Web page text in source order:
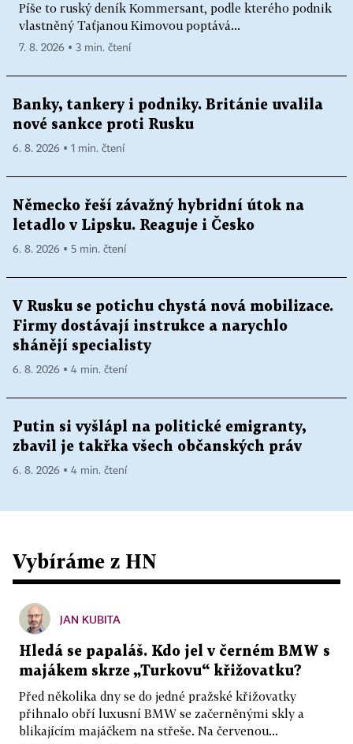
Píše to ruský deník Kommersant, podle kterého podnik
vlastněný Taťjanou Kimovou poptává...
7. 8. 2026 ▪ 3 min. čtení
Banky, tankery i podniky. Británie uvalila
nové sankce proti Rusku
6. 8. 2026 ▪ 1 min. čtení
Německo řeší závažný hybridní útok na
letadlo v Lipsku. Reaguje i Česko
6. 8. 2026 ▪ 5 min. čtení
V Rusku se potichu chystá nová mobilizace.
Firmy dostávají instrukce a narychlo
shánějí specialisty
6. 8. 2026 ▪ 4 min. čtení
Putin si vyšlápl na politické emigranty,
zbavil je takřka všech občanských práv
6. 8. 2026 ▪ 4 min. čtení
Vybíráme z HN
JAN KUBITA
Hledá se papaláš. Kdo jel v černém BMW s
majákem skrze „Turkovu“ křižovatku?
Před několika dny se do jedné pražské křižovatky
přihnalo obří luxusní BMW se začerněnými skly a
blikajícím majáčkem na střeše. Na červenou...